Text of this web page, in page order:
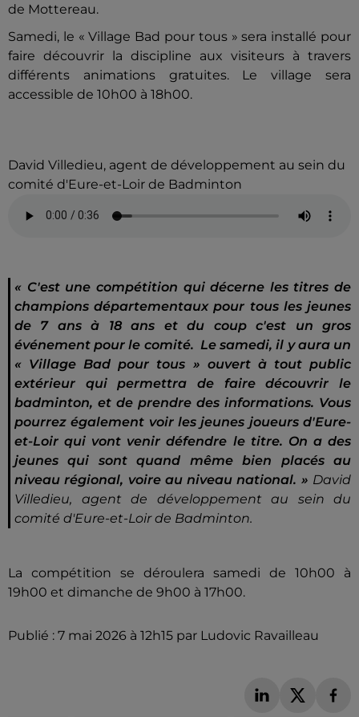
de Mottereau.
Samedi, le « Village Bad pour tous » sera installé pour
faire découvrir la discipline aux visiteurs à travers
différents animations gratuites. Le village sera
accessible de 10h00 à 18h00.
David Villedieu, agent de développement au sein du
comité d'Eure-et-Loir de Badminton
« C'est une compétition qui décerne les titres de
champions départementaux pour tous les jeunes
de 7 ans à 18 ans et du coup c'est un gros
événement pour le comité. Le samedi, il y aura un
« Village Bad pour tous » ouvert à tout public
extérieur qui permettra de faire découvrir le
badminton, et de prendre des informations. Vous
pourrez également voir les jeunes joueurs d'Eure-
et-Loir qui vont venir défendre le titre. On a des
jeunes qui sont quand même bien placés au
niveau régional, voire au niveau national. » David
Villedieu, agent de développement au sein du
comité d'Eure-et-Loir de Badminton.
La compétition se déroulera samedi de 10h00 à
19h00 et dimanche de 9h00 à 17h00.
Publié : 7 mai 2026 à 12h15 par Ludovic Ravailleau